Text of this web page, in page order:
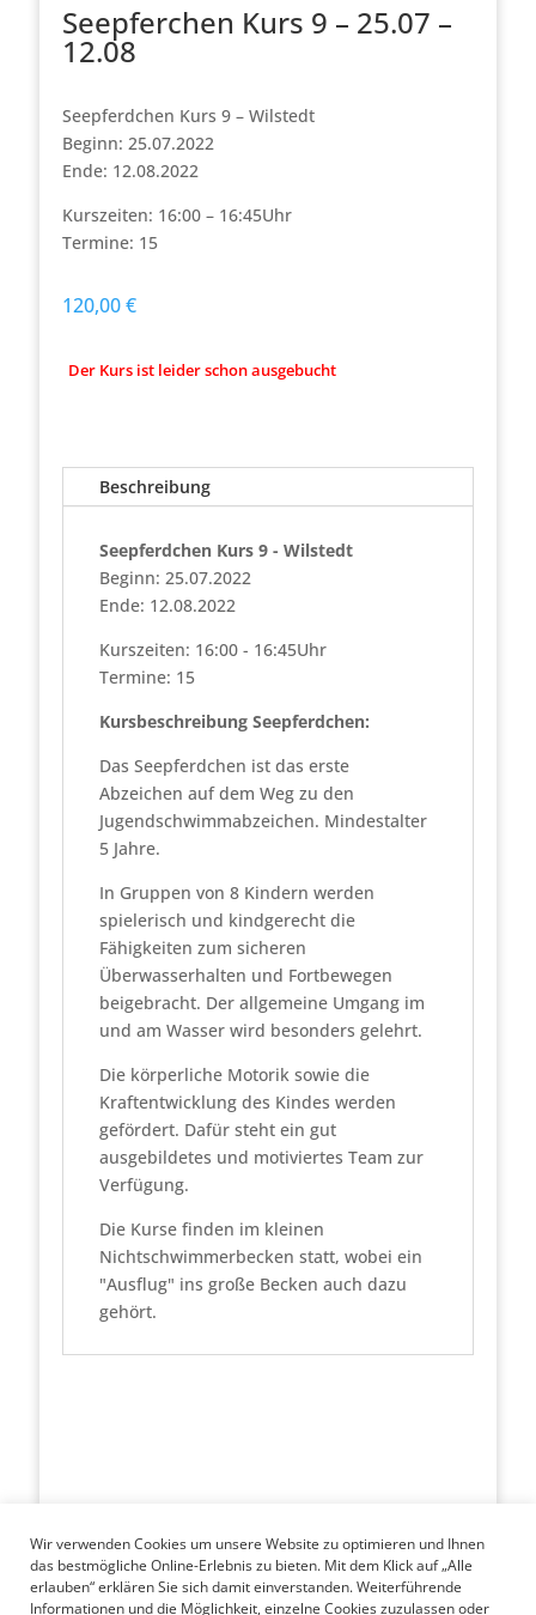
Seepferchen Kurs 9 – 25.07 –
12.08
Seepferdchen Kurs 9 – Wilstedt
Beginn: 25.07.2022
Ende: 12.08.2022
Kurszeiten: 16:00 – 16:45Uhr
Termine: 15
120,00€
Der Kurs ist leider schon ausgebucht
Beschreibung
Seepferdchen Kurs 9 - Wilstedt
Beginn: 25.07.2022
Ende: 12.08.2022
Kurszeiten: 16:00 - 16:45Uhr
Termine: 15
Kursbeschreibung Seepferdchen:
Das Seepferdchen ist das erste
Abzeichen auf dem Weg zu den
Jugendschwimmabzeichen. Mindestalter
5 Jahre.
In Gruppen von 8 Kindern werden
spielerisch und kindgerecht die
Fähigkeiten zum sicheren
Überwasserhalten und Fortbewegen
beigebracht. Der allgemeine Umgang im
und am Wasser wird besonders gelehrt.
Die körperliche Motorik sowie die
Kraftentwicklung des Kindes werden
gefördert. Dafür steht ein gut
ausgebildetes und motiviertes Team zur
Verfügung.
Die Kurse finden im kleinen
Nichtschwimmerbecken statt, wobei ein
"Ausflug" ins große Becken auch dazu
gehört.
Kontakt
Wir verwenden Cookies um unsere Website zu optimieren und Ihnen
das bestmögliche Online-Erlebnis zu bieten. Mit dem Klick auf „Alle
erlauben“ erklären Sie sich damit einverstanden. Weiterführende
Informationen und die Möglichkeit, einzelne Cookies zuzulassen oder